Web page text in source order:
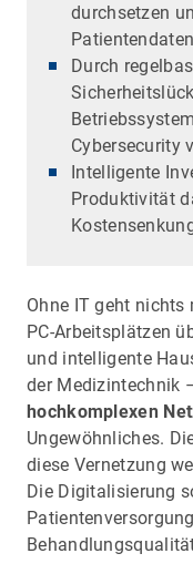
durchsetzen
Durch
Cybersecurity
Intelligente
Produktivität
Ohne IT geht nichts
PC-Arbeitsplätzen
und intelligente
der Medizintechnik
hochkomplexen
Ungewöhnliches.
diese Vernetzung
Die Digitalisierung